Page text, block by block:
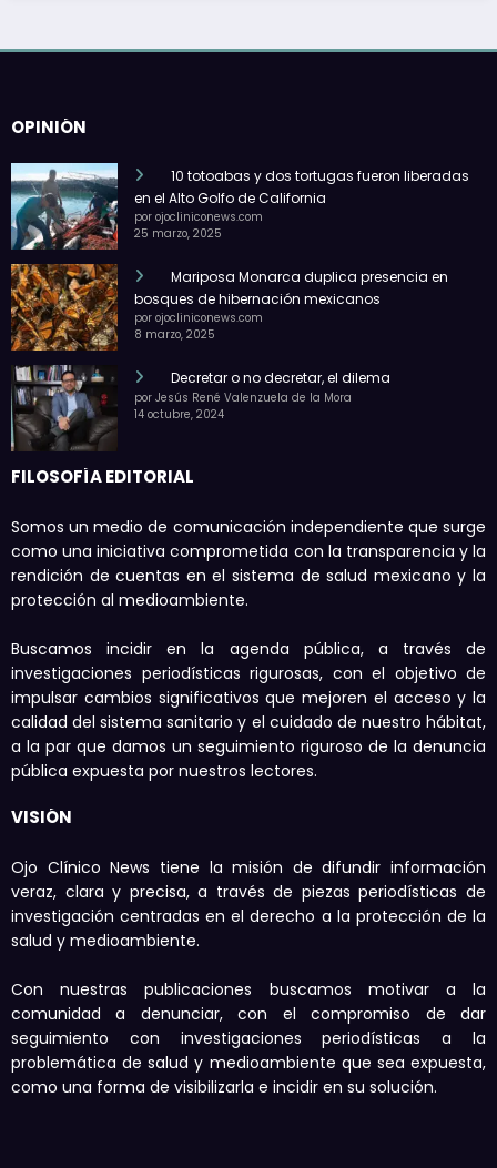
OPINIÓN
10 totoabas y dos tortugas fueron liberadas
en el Alto Golfo de California
por ojocliniconews.com
25 marzo, 2025
Mariposa Monarca duplica presencia en
bosques de hibernación mexicanos
por ojocliniconews.com
8 marzo, 2025
Decretar o no decretar, el dilema
por Jesús René Valenzuela de la Mora
14 octubre, 2024
FILOSOFÍA EDITORIAL
Somos un medio de comunicación independiente que surge
como una iniciativa comprometida con la transparencia y la
rendición de cuentas en el sistema de salud mexicano y la
protección al medioambiente.
Buscamos incidir en la agenda pública, a través de
investigaciones periodísticas rigurosas, con el objetivo de
impulsar cambios significativos que mejoren el acceso y la
calidad del sistema sanitario y el cuidado de nuestro hábitat,
a la par que damos un seguimiento riguroso de la denuncia
pública expuesta por nuestros lectores.
VISIÓN
Ojo Clínico News tiene la misión de difundir información
veraz, clara y precisa, a través de piezas periodísticas de
investigación centradas en el derecho a la protección de la
salud y medioambiente.
Con nuestras publicaciones buscamos motivar a la
comunidad a denunciar, con el compromiso de dar
seguimiento con investigaciones periodísticas a la
problemática de salud y medioambiente que sea expuesta,
como una forma de visibilizarla e incidir en su solución.